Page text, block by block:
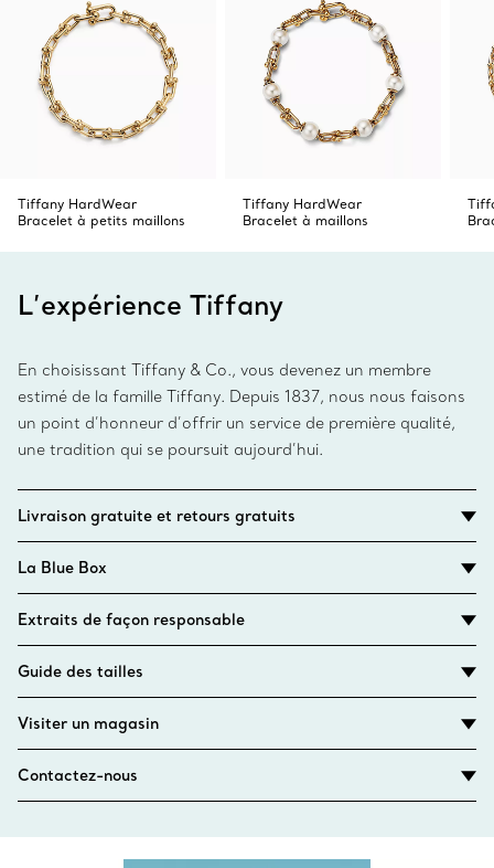
Tiffany HardWear
Bracelet à petits maillons
Tiffany HardWear
Bracelet à maillons
L’expérience Tiffany
En choisissant Tiffany & Co., vous devenez un membre
estimé de la famille Tiffany. Depuis 1837, nous nous faisons
un point d’honneur d’offrir un service de première qualité,
une tradition qui se poursuit aujourd’hui.
Livraison gratuite et retours gratuits
La Blue Box
Extraits de façon responsable
Guide des tailles
Visiter un magasin
Contactez-nous